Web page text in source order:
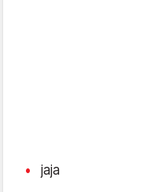
jaja